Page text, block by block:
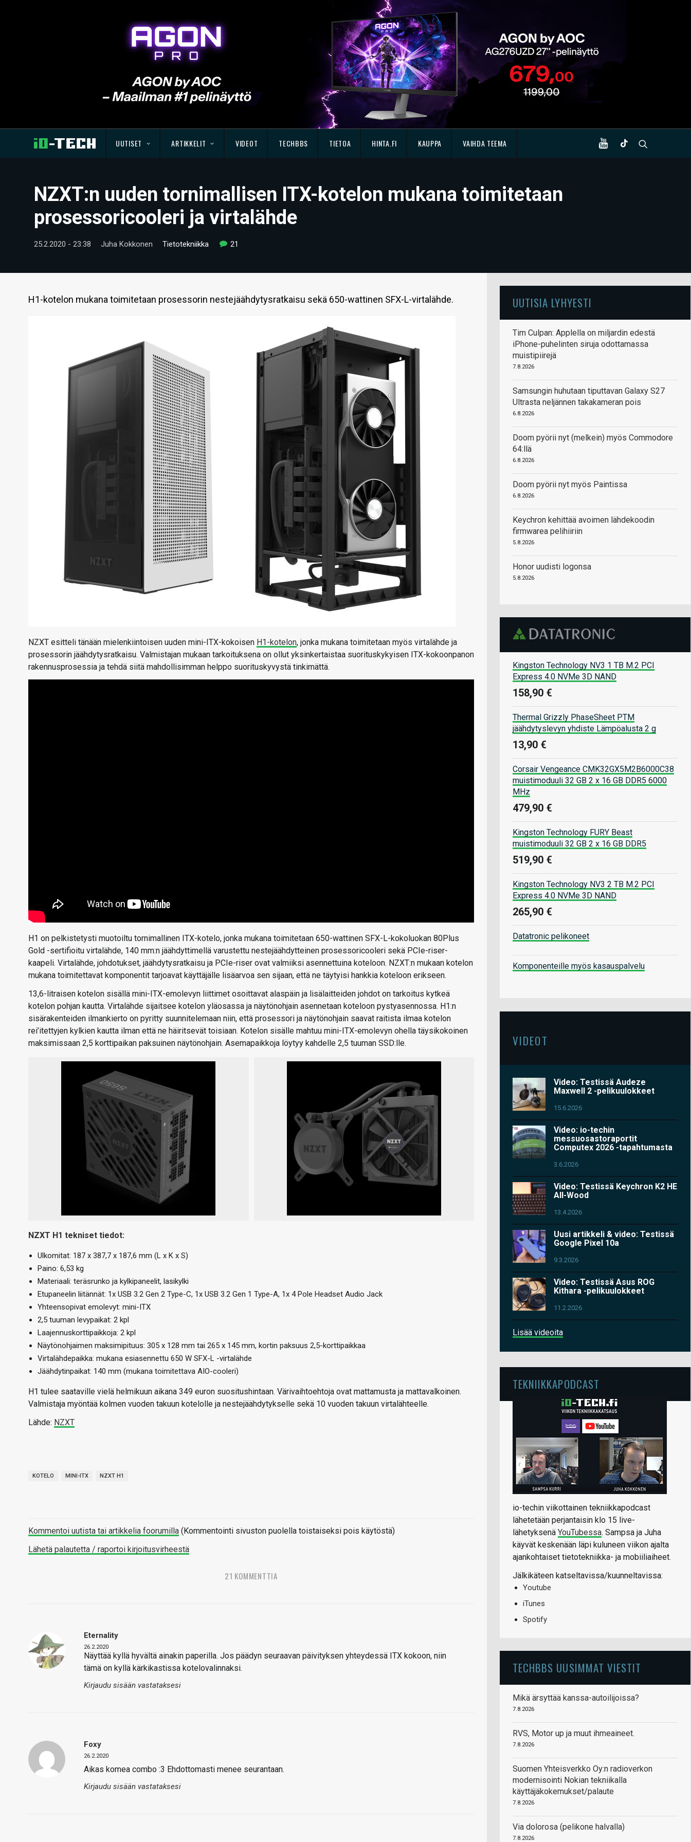
UUTISET ARTIKKELIT VIDEOT TECHBBS TIETOA HINTA.FI KAUPPA VAIHDA TEEMA
NZXT:n uuden tornimallisen ITX-kotelon mukana toimitetaan
prosessoricooleri ja virtalähde
25.2.2020 - 23:38 Juha Kokkonen Tietotekniikka 21
H1-kotelon mukana toimitetaan prosessorin nestejäähdytysratkaisu sekä 650-wattinen SFX-L-virtalähde.
NZXT esitteli tänään mielenkiintoisen uuden mini-ITX-kokoisen H1-kotelon, jonka mukana toimitetaan myös virtalähde ja
prosessorin jäähdytysratkaisu. Valmistajan mukaan tarkoituksena on ollut yksinkertaistaa suorituskykyisen ITX-kokoonpanon
rakennusprosessia ja tehdä siitä mahdollisimman helppo suorituskyvystä tinkimättä.
H1 on pelkistetysti muotoiltu tornimallinen ITX-kotelo, jonka mukana toimitetaan 650-wattinen SFX-L-kokoluokan 80Plus
Gold -sertifioitu virtalähde, 140 mm:n jäähdyttimellä varustettu nestejäähdytteinen prosessoricooleri sekä PCIe-riser-
kaapeli. Virtalähde, johdotukset, jäähdytysratkaisu ja PCIe-riser ovat valmiiksi asennettuina koteloon. NZXT:n mukaan kotelon
mukana toimitettavat komponentit tarjoavat käyttäjälle lisäarvoa sen sijaan, että ne täytyisi hankkia koteloon erikseen.
13,6-litraisen kotelon sisällä mini-ITX-emolevyn liittimet osoittavat alaspäin ja lisälaitteiden johdot on tarkoitus kytkeä
kotelon pohjan kautta. Virtalähde sijaitsee kotelon yläosassa ja näytönohjain asennetaan koteloon pystyasennossa. H1:n
sisärakenteiden ilmankierto on pyritty suunnitelemaan niin, että prosessori ja näytönohjain saavat raitista ilmaa kotelon
rei’itettyjen kylkien kautta ilman että ne häiritsevät toisiaan. Kotelon sisälle mahtuu mini-ITX-emolevyn ohella täysikokoinen
maksimissaan 2,5 korttipaikan paksuinen näytönohjain. Asemapaikkoja löytyy kahdelle 2,5 tuuman SSD:lle.
NZXT H1 tekniset tiedot:
Ulkomitat: 187 x 387,7 x 187,6 mm (L x K x S)
Paino: 6,53 kg
Materiaali: teräsrunko ja kylkipaneelit, lasikylki
Etupaneelin liitännät: 1x USB 3.2 Gen 2 Type-C, 1x USB 3.2 Gen 1 Type-A, 1x 4 Pole Headset Audio Jack
Yhteensopivat emolevyt: mini-ITX
2,5 tuuman levypaikat: 2 kpl
Laajennuskorttipaikkoja: 2 kpl
Näytönohjaimen maksimipituus: 305 x 128 mm tai 265 x 145 mm, kortin paksuus 2,5-korttipaikkaa
Virtalähdepaikka: mukana esiasennettu 650 W SFX-L -virtalähde
Jäähdytinpaikat: 140 mm (mukana toimitettava AIO-cooleri)
H1 tulee saataville vielä helmikuun aikana 349 euron suositushintaan. Värivaihtoehtoja ovat mattamusta ja mattavalkoinen.
Valmistaja myöntää kolmen vuoden takuun kotelolle ja nestejäähdytykselle sekä 10 vuoden takuun virtalähteelle.
Lähde: NZXT
KOTELO MINI-ITX NZXT H1
Kommentoi uutista tai artikkelia foorumilla (Kommentointi sivuston puolella toistaiseksi pois käytöstä)
Lähetä palautetta / raportoi kirjoitusvirheestä
21 KOMMENTTIA
Eternality
26.2.2020
Näyttää kyllä hyvältä ainakin paperilla. Jos päädyn seuraavan päivityksen yhteydessä ITX kokoon, niin
tämä on kyllä kärkikastissa kotelovalinnaksi.
Kirjaudu sisään vastataksesi
Foxy
26.2.2020
Aikas komea combo :3 Ehdottomasti menee seurantaan.
Kirjaudu sisään vastataksesi
UUTISIA LYHYESTI
Tim Culpan: Applella on miljardin edestä
iPhone-puhelinten siruja odottamassa
muistipiirejä
7.8.2026
Samsungin huhutaan tiputtavan Galaxy S27
Ultrasta neljännen takakameran pois
6.8.2026
Doom pyörii nyt (melkein) myös Commodore
64:llä
6.8.2026
Doom pyörii nyt myös Paintissa
6.8.2026
Keychron kehittää avoimen lähdekoodin
firmwarea pelihiiriin
5.8.2026
Honor uudisti logonsa
5.8.2026
Kingston Technology NV3 1 TB M.2 PCI
Express 4.0 NVMe 3D NAND
158,90 €
Thermal Grizzly PhaseSheet PTM
jäähdytyslevyn yhdiste Lämpöalusta 2 g
13,90 €
Corsair Vengeance CMK32GX5M2B6000C38
muistimoduuli 32 GB 2 x 16 GB DDR5 6000
MHz
479,90 €
Kingston Technology FURY Beast
muistimoduuli 32 GB 2 x 16 GB DDR5
519,90 €
Kingston Technology NV3 2 TB M.2 PCI
Express 4.0 NVMe 3D NAND
265,90 €
Datatronic pelikoneet
Komponenteille myös kasauspalvelu
VIDEOT
Video: Testissä Audeze
Maxwell 2 -pelikuulokkeet
15.6.2026
Video: io-techin
messuosastoraportit
Computex 2026 -tapahtumasta
3.6.2026
Video: Testissä Keychron K2 HE
All-Wood
13.4.2026
Uusi artikkeli & video: Testissä
Google Pixel 10a
9.3.2026
Video: Testissä Asus ROG
Kithara -pelikuulokkeet
11.2.2026
Lisää videoita
TEKNIIKKAPODCAST
io-techin viikottainen tekniikkapodcast
lähetetään perjantaisin klo 15 live-
lähetyksenä YouTubessa. Sampsa ja Juha
käyvät keskenään läpi kuluneen viikon ajalta
ajankohtaiset tietotekniikka- ja mobiiliaiheet.
Jälkikäteen katseltavissa/kuunneltavissa:
Youtube
iTunes
Spotify
TECHBBS UUSIMMAT VIESTIT
Mikä ärsyttää kanssa-autoilijoissa?
7.8.2026
RVS, Motor up ja muut ihmeaineet.
7.8.2026
Suomen Yhteisverkko Oy:n radioverkon
modernisointi Nokian tekniikalla
käyttäjäkokemukset/palaute
7.8.2026
Via dolorosa (pelikone halvalla)
7.8.2026